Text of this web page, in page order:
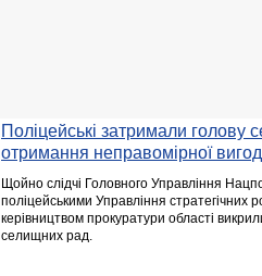
Поліцейські затримали голову
отримання неправомірної
Щойно слідчі Головного Управління
поліцейськими Управління стратегічних
керівництвом прокуратури області
селищних рад.